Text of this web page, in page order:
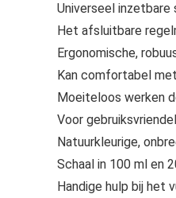
Universeel inzetbare
Het afsluitbare
Ergonomische,
Kan comfortabel
Moeiteloos werken
Voor
Natuurkleurige,
Schaal in 100 ml en
Handige hulp bij het